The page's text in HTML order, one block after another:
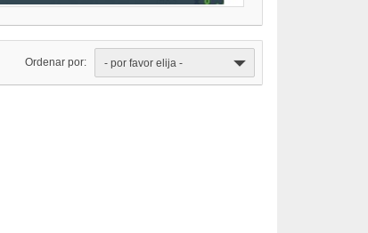
Ordenar por: - por favor elija -